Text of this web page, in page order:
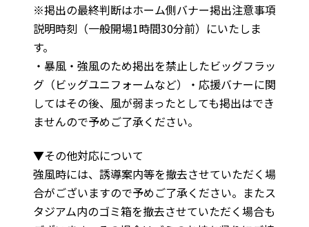
※掲出の最終判断はホーム側バナー掲出注意事項
説明時刻（一般開場1時間30分前）にいたしま
す。
・暴風・強風のため掲出を禁止したビッグフラッ
グ（ビッグユニフォームなど）・応援バナーに関
してはその後、風が弱まったとしても掲出はでき
ませんので予めご了承ください。
▼その他対応について
強風時には、誘導案内等を撤去させていただく場
合がございますので予めご了承ください。またス
タジアム内のゴミ箱を撤去させていただく場合も